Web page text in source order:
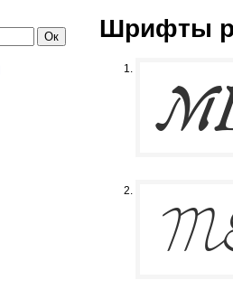
Ок Шрифты